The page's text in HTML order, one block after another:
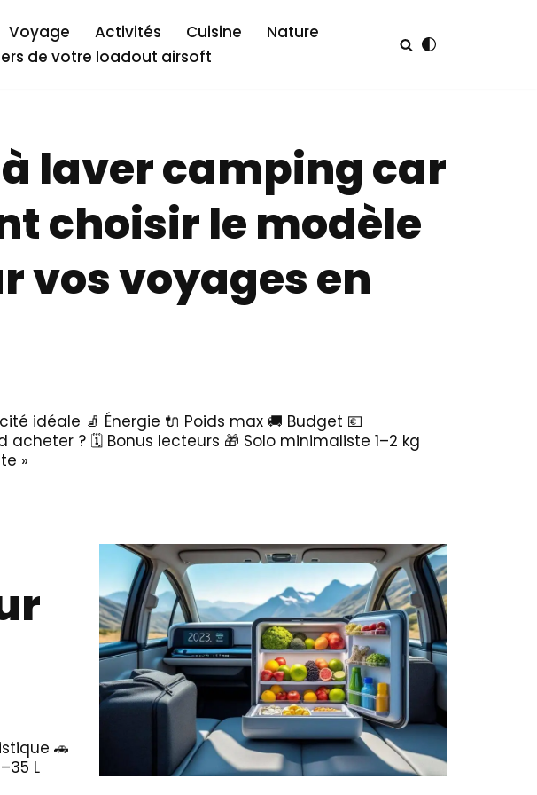
Voyage Activités Cuisine
Nature
de votre loadout airsoft
laver camping car
choisir le modèle
vos voyages en
idéale 🧦 Énergie 🔌 Poids max 🚚 Budget 💶
? 🗓️ Bonus lecteurs 🎁 Solo minimaliste 1–2 kg
»
🚗
L